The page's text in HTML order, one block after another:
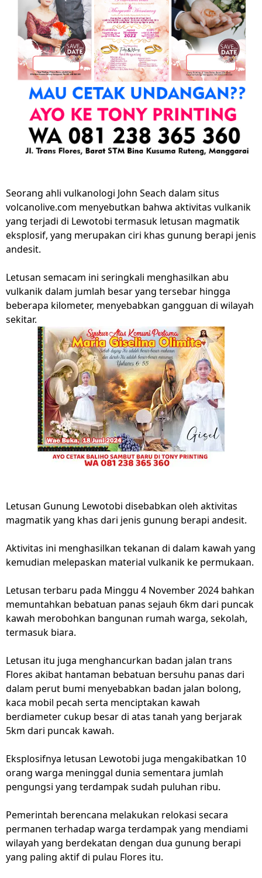
Seorang ahli vulkanologi John Seach dalam situs
volcanolive.com menyebutkan bahwa aktivitas vulkanik
yang terjadi di Lewotobi termasuk letusan magmatik
eksplosif, yang merupakan ciri khas gunung berapi jenis
andesit.
Letusan semacam ini seringkali menghasilkan abu
vulkanik dalam jumlah besar yang tersebar hingga
beberapa kilometer, menyebabkan gangguan di wilayah
sekitar.
Letusan Gunung Lewotobi disebabkan oleh aktivitas
magmatik yang khas dari jenis gunung berapi andesit.
Aktivitas ini menghasilkan tekanan di dalam kawah yang
kemudian melepaskan material vulkanik ke permukaan.
Letusan terbaru pada Minggu 4 November 2024 bahkan
memuntahkan bebatuan panas sejauh 6km dari puncak
kawah merobohkan bangunan rumah warga, sekolah,
termasuk biara.
Letusan itu juga menghancurkan badan jalan trans
Flores akibat hantaman bebatuan bersuhu panas dari
dalam perut bumi menyebabkan badan jalan bolong,
kaca mobil pecah serta menciptakan kawah
berdiameter cukup besar di atas tanah yang berjarak
5km dari puncak kawah.
Eksplosifnya letusan Lewotobi juga mengakibatkan 10
orang warga meninggal dunia sementara jumlah
pengungsi yang terdampak sudah puluhan ribu.
Pemerintah berencana melakukan relokasi secara
permanen terhadap warga terdampak yang mendiami
wilayah yang berdekatan dengan dua gunung berapi
yang paling aktif di pulau Flores itu.